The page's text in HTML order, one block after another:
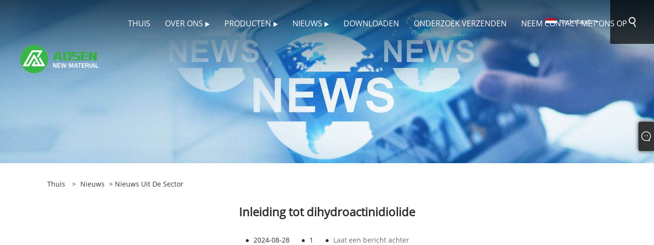
THUIS OVER ONS PRODUCTEN NIEUWS DOWNLOADEN ONDERZOEK VERZENDEN NEEM CONTACT MET ONS OP
Nederlands
Thuis > Nieuws > Nieuws Uit De Sector
Inleiding tot dihydroactinidiolide
● 2024-08-28 ● 1 ● Laat een bericht achter